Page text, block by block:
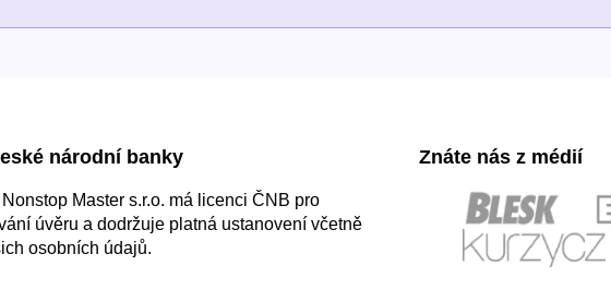
národní banky
Master s.r.o. má licenci ČNB pro
úvěru a dodržuje platná ustanovení včetně
osobních údajů.
Znáte nás z médií